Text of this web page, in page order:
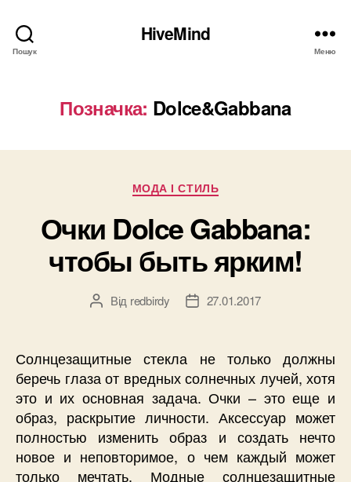
Пошук
HiveMind
Меню
Позначка: Dolce&Gabbana
Категорії
МОДА І СТИЛЬ
Очки Dolce Gabbana:
чтобы быть ярким!
Автор
Від redbirdy
Дата27.01.2017
Солнцезащитные стекла не только должны
беречь глаза от вредных солнечных лучей, хотя
это и их основная задача. Очки – это еще и
образ, раскрытие личности. Аксессуар может
полностью изменить образ и создать нечто
новое и неповторимое, о чем каждый может
только мечтать. Модные солнцезащитные